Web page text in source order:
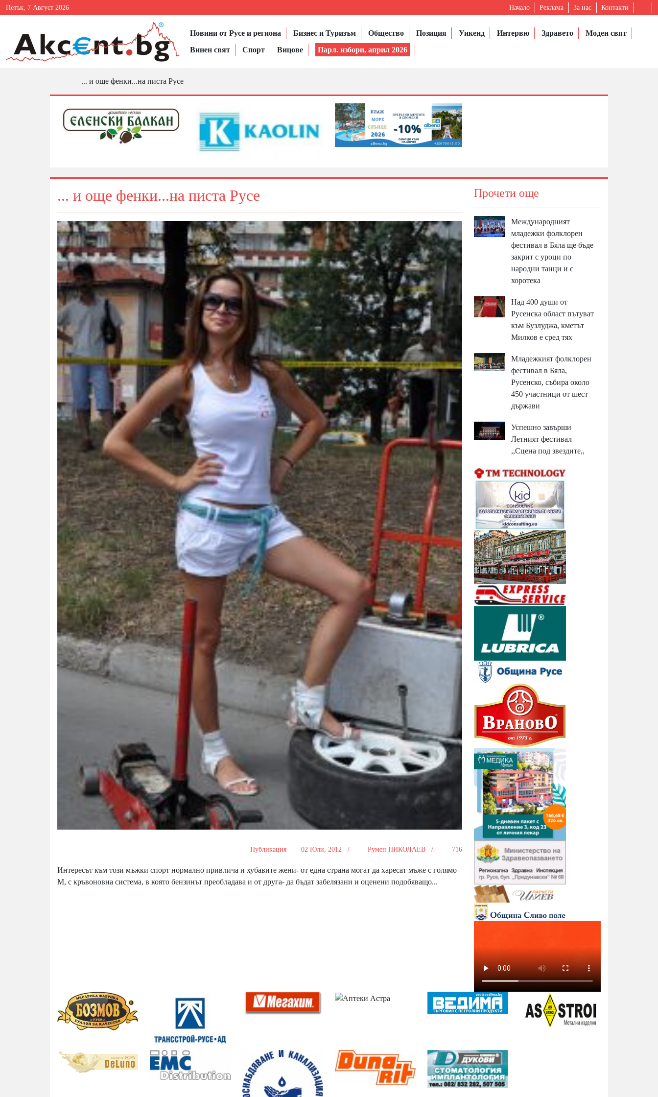
Петък, 7 Август 2026 Начало Реклама За нас Контакти
Новини от Русе и региона Бизнес и Туризъм Общество Позиция Уикенд Интервю Здравето
Моден свят
Винен свят
Спорт Вицове Парл. избори, април 2026
... и още фенки...на писта Русе
... и още фенки...на писта Русе
Публикация 02 Юли, 2012 / Румен НИКОЛАЕВ / 716
Интересът към този мъжки спорт нормално привлича и хубавите жени- от една страна могат да харесат мъже с голямо
М, с кръвоновна система, в която бензинът преобладава и от друга- да бъдат забелязани и оценени подобяващо...
Прочети още
Международният
младежки фолклорен
фестивал в Бяла ще бъде
закрит с уроци по
народни танци и с
хоротека
Над 400 души от
Русенска област пътуват
към Бузлуджа, кметът
Милков е сред тях
Младежкият фолклорен
фестивал в Бяла,
Русенско, събира около
450 участници от шест
държави
Успешно завърши
Летният фестивал
,,Сцена под звездите,,